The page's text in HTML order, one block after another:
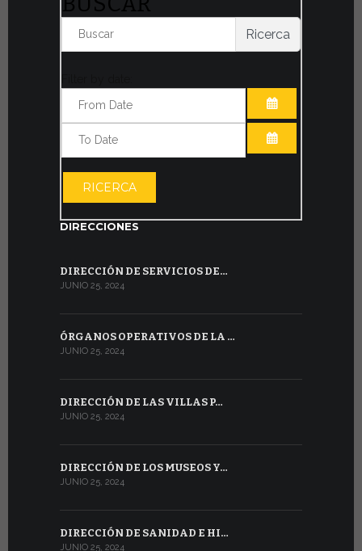
Ricerca
ABRIR EL
RICERCA
DIRECCIONES
DIRECCIÓN DE SERVICIOS DE…
JUNIO 25, 2024
ÓRGANOS OPERATIVOS DE LA …
JUNIO 25, 2024
DIRECCIÓN DE LAS VILLAS P…
JUNIO 25, 2024
DIRECCIÓN DE LOS MUSEOS Y…
JUNIO 25, 2024
DIRECCIÓN DE SANIDAD E HI…
JUNIO 25, 2024